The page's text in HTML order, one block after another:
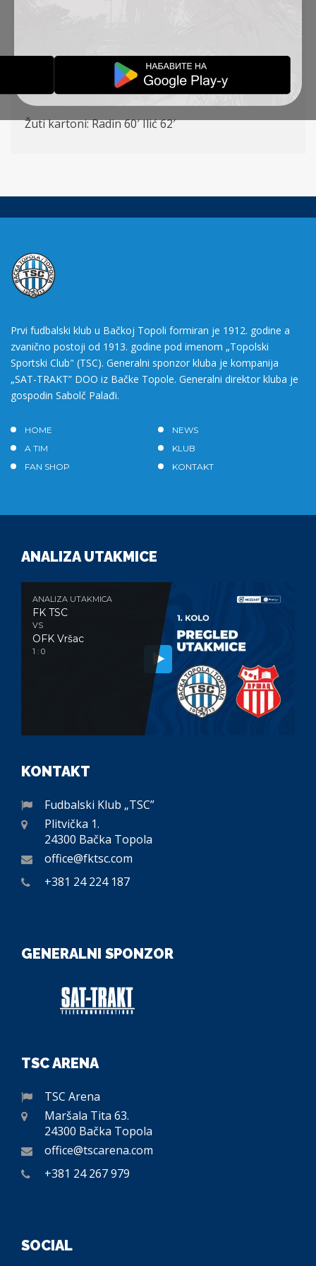
Milosavljević (Banjac 63′), Stanić (Gordić 83′) –
Mboungou (Lazetić 83′) , Pantović (Ćirković 63′)
Strelci: Đakovac 20′ p., Bagnack 26′, Mboungou 46′
Žuti kartoni: Radin 60′ Ilić 62′
Prvi fudbalski klub u Bačkoj Topoli formiran je 1912. godine a
zvanično postoji od 1913. godine pod imenom „Topolski
Sportski Club" (TSC). Generalni sponzor kluba je kompanija
„SAT-TRAKT” DOO iz Bačke Topole. Generalni direktor kluba je
gospodin Sabolč Palađi.
HOME
NEWS
A TIM
KLUB
FAN SHOP
KONTAKT
ANALIZA UTAKMICE
ANALIZA UTAKMICA
FK TSC
VS
OFK Vršac
1 : 0
KONTAKT
Fudbalski Klub „TSC”
Plitvička 1.
24300 Bačka Topola
office@fktsc.com
+381 24 224 187
GENERALNI SPONZOR
TSC ARENA
TSC Arena
Maršala Tita 63.
24300 Bačka Topola
office@tscarena.com
+381 24 267 979
SOCIAL